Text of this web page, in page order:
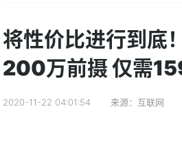
将性价比进行到底
200万前摄 仅需
2020-11-22 04:01:54 来源：互联网